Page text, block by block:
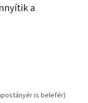
a
is belefér)